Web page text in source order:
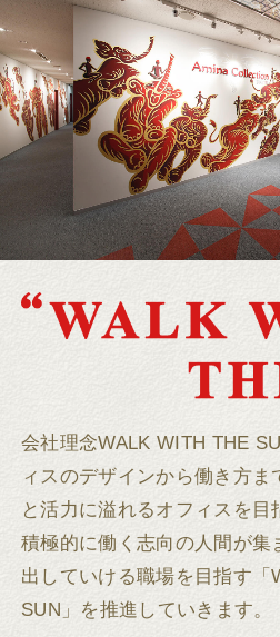
会社理念WALK WITH THE
ィスのデザインから働き方ま
と活力に溢れるオフィスを目
積極的に働く志向の人間が集
出していける職場を目指す「
SUN」を推進していきます。